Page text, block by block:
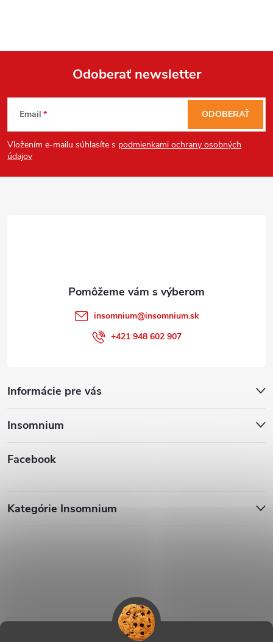
Z
á
p
Odoberať newsletter
Email
Vložením e-mailu súhlasíte s podmienkami ochrany osobných
údajov
ODOBERAŤ
Informácie pre vás
Insomnium
Facebook
insomnium@insomnium.sk
+421 948 602 907
Kategórie Insomnium